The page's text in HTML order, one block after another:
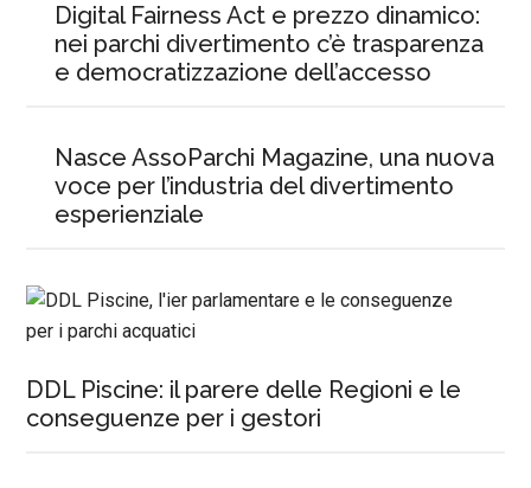
Digital Fairness Act e prezzo dinamico:
nei parchi divertimento c’è trasparenza
e democratizzazione dell’accesso
Nasce AssoParchi Magazine, una nuova
voce per l’industria del divertimento
esperienziale
DDL Piscine: il parere delle Regioni e le
conseguenze per i gestori